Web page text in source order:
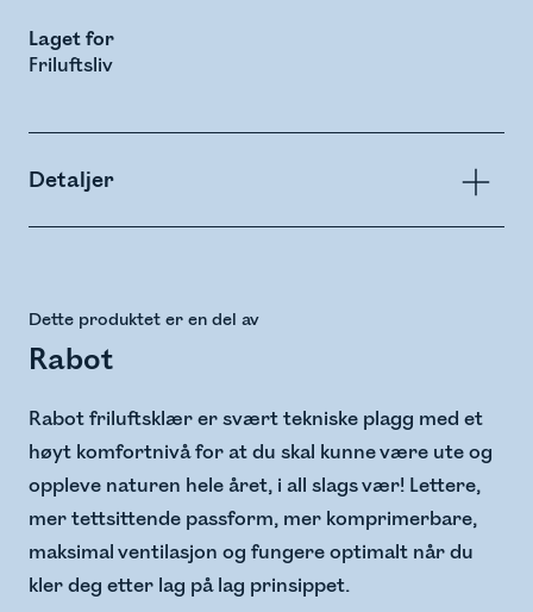
Laget for
Friluftsliv
Detaljer
Dette produktet er en del av
Rabot
Rabot friluftsklær er svært tekniske plagg med et
høyt komfortnivå for at du skal kunne være ute og
oppleve naturen hele året, i all slags vær! Lettere,
mer tettsittende passform, mer komprimerbare,
maksimal ventilasjon og fungere optimalt når du
kler deg etter lag på lag prinsippet.